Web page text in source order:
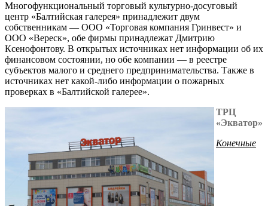
Многофункциональный торговый культурно-досуговый
центр «Балтийская галерея» принадлежит двум
собственникам — ООО «Торговая компания Гринвест» и
ООО «Вереск», обе фирмы принадлежат Дмитрию
Ксенофонтову. В открытых источниках нет информации об их
финансовом состоянии, но обе компании — в реестре
субъектов малого и среднего предпринимательства. Также в
источниках нет какой-либо информации о пожарных
проверках в «Балтийской галерее».
ТРЦ
«Экватор»
Конечные